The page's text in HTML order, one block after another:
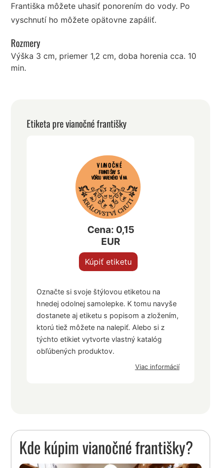
Františka môžete uhasiť ponorením do vody. Po
vyschnutí ho môžete opätovne zapáliť.
Rozmery
Výška 3 cm, priemer 1,2 cm, doba horenia cca. 10
min.
Etiketa pre vianočné františky
VIANOČNÉ
FRANTIŠKY S
VÔŇOU VARENÉHO VÍNA
Cena: 0,15
EUR
Kúpiť etiketu
Označte si svoje štýlovou etiketou na
hnedej odolnej samolepke. K tomu navyše
dostanete aj etiketu s popisom a zložením,
ktorú tiež môžete na nalepiť. Alebo si z
týchto etikiet vytvorte vlastný katalóg
obľúbených produktov.
Viac informácií
Kde kúpim vianočné františky?